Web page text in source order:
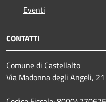
Eventi
CONTATTI
Comune di Castellalto
Via Madonna degli Angeli,